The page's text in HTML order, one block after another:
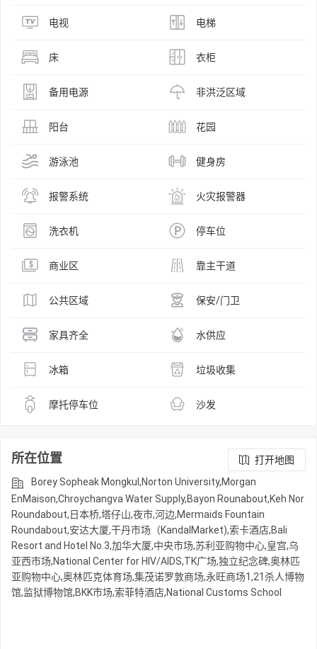
电视 电梯
床 衣柜
备用电源 非洪泛区域
阳台 花园
游泳池 健身房
报警系统 火灾报警器
洗衣机 停车位
商业区 靠主干道
公共区域 保安/门卫
家具齐全 水供应
冰箱 垃圾收集
摩托停车位 沙发
所在位置
打开地图
Borey Sopheak Mongkul,Norton University,Morgan
EnMaison,Chroychangva Water Supply,Bayon Rounabout,Keh Nor
Roundabout,日本桥,塔仔山,夜市,河边,Mermaids Fountain
Roundabout,安达大厦,干丹市场（KandalMarket),索卡酒店,Bali
Resort and Hotel No.3,加华大厦,中央市场,苏利亚购物中心,皇宫,乌
亚西市场,National Center for HIV/AIDS,TK广场,独立纪念碑,奥林匹
亚购物中心,奥林匹克体育场,集茂诺罗敦商场,永旺商场1,21杀人博物
馆,监狱博物馆,BKK市场,索菲特酒店,National Customs School